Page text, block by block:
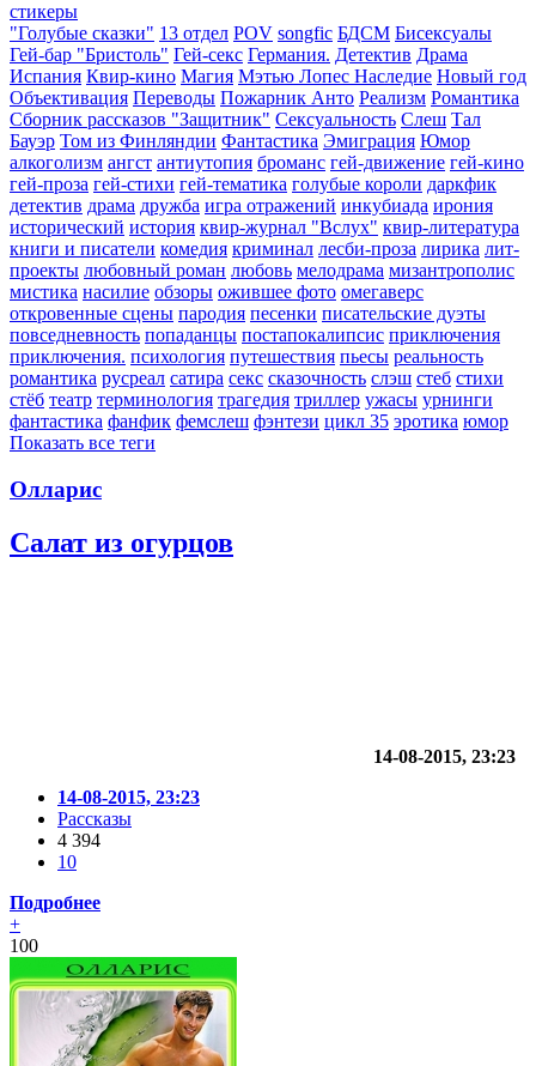
стикеры
"Голубые сказки" 13 отдел POV songfic БДСМ Бисексуалы
Гей-бар "Бристоль" Гей-секс Германия. Детектив Драма
Испания Квир-кино Магия Мэтью Лопес Наследие Новый год
Объективация Переводы Пожарник Анто Реализм Романтика
Сборник рассказов "Защитник" Сексуальность Слеш Тал
Бауэр Том из Финляндии Фантастика Эмиграция Юмор
алкоголизм ангст антиутопия броманс гей-движение гей-кино
гей-проза гей-стихи гей-тематика голубые короли даркфик
детектив драма дружба игра отражений инкубиада ирония
исторический история квир-журнал "Вслух" квир-литература
книги и писатели комедия криминал лесби-проза лирика лит-
проекты любовный роман любовь мелодрама мизантрополис
мистика насилие обзоры ожившее фото омегаверс
откровенные сцены пародия песенки писательские дуэты
повседневность попаданцы постапокалипсис приключения
приключения. психология путешествия пьесы реальность
романтика русреал сатира секс сказочность слэш стеб стихи
стёб театр терминология трагедия триллер ужасы урнинги
фантастика фанфик фемслеш фэнтези цикл 35 эротика юмор
Показать все теги
Олларис
Салат из огурцов
14-08-2015, 23:23
14-08-2015, 23:23
Рассказы
4 394
10
Подробнее
+
100